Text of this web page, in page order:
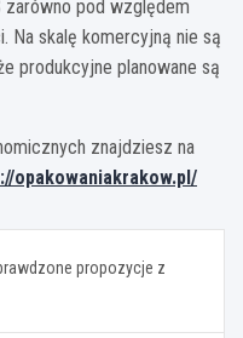
zarówno pod względem
Na skalę komercyjną nie są
produkcyjne planowane są
znajdziesz na
opakowaniakrakow.pl/
propozycje z